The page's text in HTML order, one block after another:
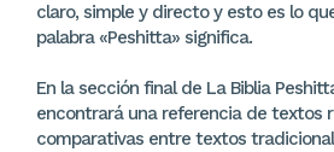
claro, simple y directo y esto es lo
palabra «Peshitta» significa.
En la sección final de La Biblia
encontrará una referencia de textos
comparativas entre textos